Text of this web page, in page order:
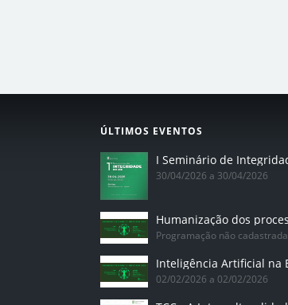
ÚLTIMOS EVENTOS
30/04/2026 a 30/04/2026
Programação não cadastrada
02/02/2026 a 02/02/2026